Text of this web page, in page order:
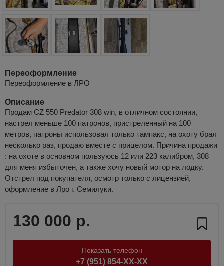
Переоформление
Переоформление в ЛРО
Описание
Продам CZ 550 Predator 308 win, в отличном состоянии,
настрел меньше 100 патронов, пристреленный на 100
метров, патроны использовал только тампакс, на охоту брал
несколько раз, продаю вместе с прицелом. Причина продажи
: на охоте в основном пользуюсь 12 или 223 калибром, 308
для меня избыточен, а также хочу новый мотор на лодку.
Отстрел под покупателя, осмотр только с лицензией,
оформление в Лро г. Семилуки.
130 000 р.
Показать телефон
+7 (951) 854-XX-XX